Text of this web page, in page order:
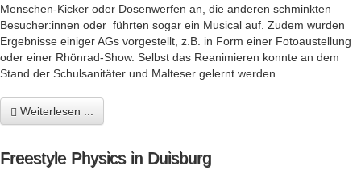
Menschen-Kicker oder Dosenwerfen an, die anderen schminkten
Besucher:innen oder führten sogar ein Musical auf. Zudem wurden
Ergebnisse einiger AGs vorgestellt, z.B. in Form einer Fotoaustellung
oder einer Rhönrad-Show. Selbst das Reanimieren konnte an dem
Stand der Schulsanitäter und Malteser gelernt werden.
Weiterlesen ...
Freestyle Physics in Duisburg